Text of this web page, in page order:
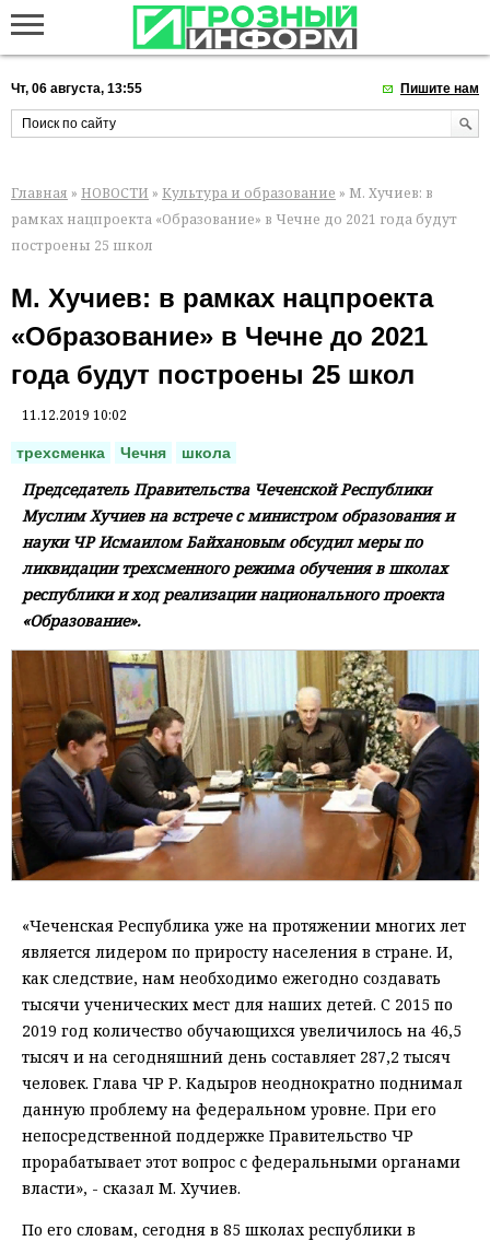
Чт, 06 августа, 13:55 Пишите нам
Главная » НОВОСТИ » Культура и образование » М. Хучиев: в
рамках нацпроекта «Образование» в Чечне до 2021 года будут
построены 25 школ
М. Хучиев: в рамках нацпроекта
«Образование» в Чечне до 2021
года будут построены 25 школ
11.12.2019 10:02
трехсменка Чечня школа
Председатель Правительства Чеченской Республики
Муслим Хучиев на встрече с министром образования и
науки ЧР Исмаилом Байхановым обсудил меры по
ликвидации трехсменного режима обучения в школах
республики и ход реализации национального проекта
«Образование».
«Чеченская Республика уже на протяжении многих лет
является лидером по приросту населения в стране. И,
как следствие, нам необходимо ежегодно создавать
тысячи ученических мест для наших детей. С 2015 по
2019 год количество обучающихся увеличилось на 46,5
тысяч и на сегодняшний день составляет 287,2 тысяч
человек. Глава ЧР Р. Кадыров неоднократно поднимал
данную проблему на федеральном уровне. При его
непосредственной поддержке Правительство ЧР
прорабатывает этот вопрос с федеральными органами
власти», - сказал М. Хучиев.
По его словам, сегодня в 85 школах республики в